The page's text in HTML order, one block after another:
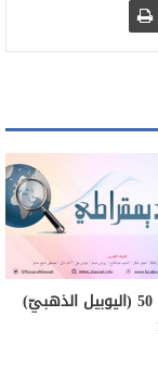
ما يسمى
المشاعي, والذي
الغزو المنظم أي الخروج
المشكلة, فأصبح
المجتمعات
والاستعباد,